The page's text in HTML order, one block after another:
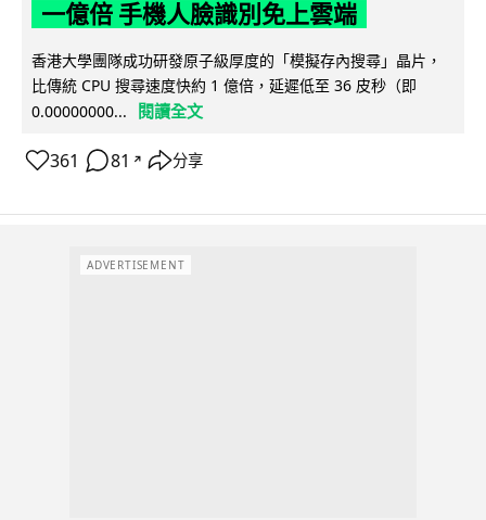
一億倍 手機人臉識別免上雲端
香港大學團隊成功研發原子級厚度的「模擬存內搜尋」晶片，
比傳統 CPU 搜尋速度快約 1 億倍，延遲低至 36 皮秒（即
0.00000000...
閱讀全文
361 81 ↗ 分享
ADVERTISEMENT